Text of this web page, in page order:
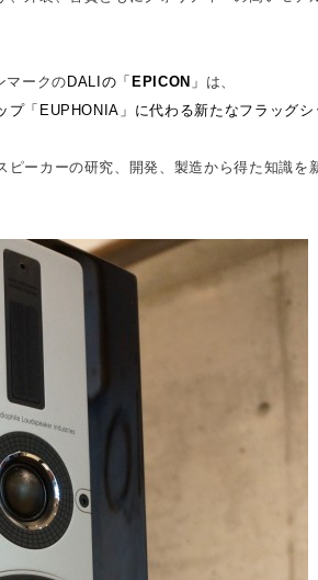
マークのDALI の「 EPICON 」 は、
プ「EUPHONIA」に代わる新たなフラッグシ
ーカーの研究、開発、製造から得た知識を